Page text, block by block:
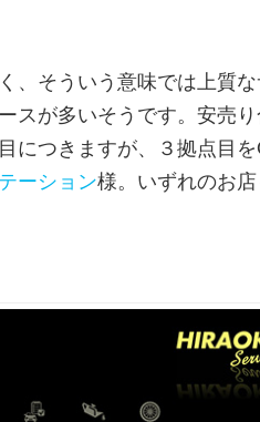
、そういう意味では上質
スが多いそうです。安売
につきますが、３拠点目
ーション様。いずれのお